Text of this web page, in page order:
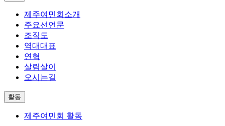
제주여민회소개
주요선언문
조직도
역대대표
연혁
살림살이
오시는길
활동
제주여민회 활동